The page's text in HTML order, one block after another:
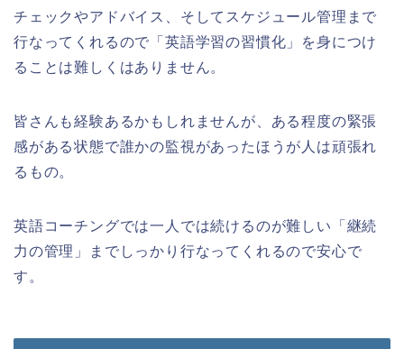
チェックやアドバイス、そしてスケジュール管理まで
行なってくれるので「英語学習の習慣化」を身につけ
ることは難しくはありません。
皆さんも経験あるかもしれませんが、ある程度の緊張
感がある状態で誰かの監視があったほうが人は頑張れ
るもの。
英語コーチングでは一人では続けるのが難しい「継続
力の管理」までしっかり行なってくれるので安心で
す。